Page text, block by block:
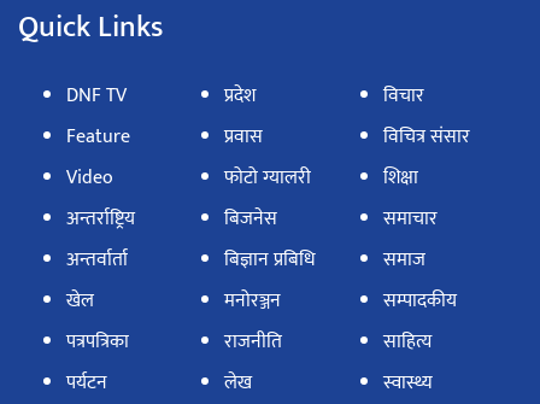
Quick Links
DNF TV
Feature
Video
अन्तर्राष्ट्रिय
अन्तर्वार्ता
खेल
पत्रपत्रिका
पर्यटन
प्रदेश
प्रवास
फोटो ग्यालरी
बिजनेस
बिज्ञान प्रबिधि
मनोरञ्जन
राजनीति
लेख
विचार
विचित्र संसार
शिक्षा
समाचार
समाज
सम्पादकीय
साहित्य
स्वास्थ्य